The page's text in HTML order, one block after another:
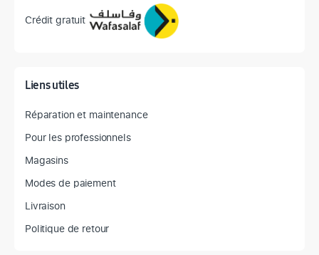
Crédit gratuit
Liens utiles
Réparation et maintenance
Pour les professionnels
Magasins
Modes de paiement
Livraison
Politique de retour